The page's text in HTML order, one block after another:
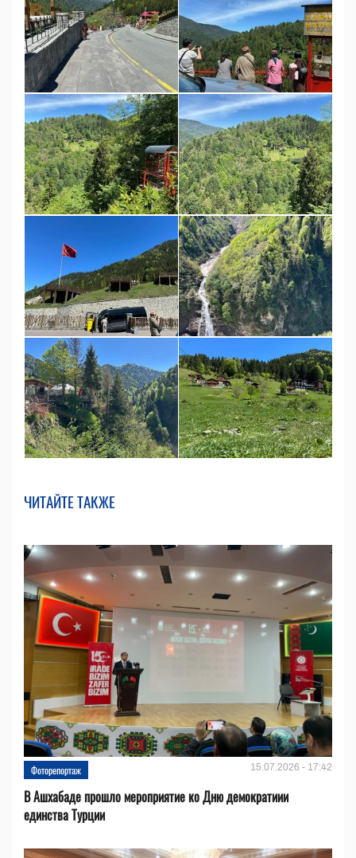
ЧИТАЙТЕ ТАКЖЕ
Фоторепортаж 15.07.2026 - 17:42
В Ашхабаде прошло мероприятие ко Дню демократиии
единства Турции